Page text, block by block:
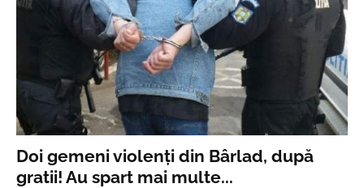
Doi gemeni violenți din Bârlad, după
gratii! Au spart mai multe...